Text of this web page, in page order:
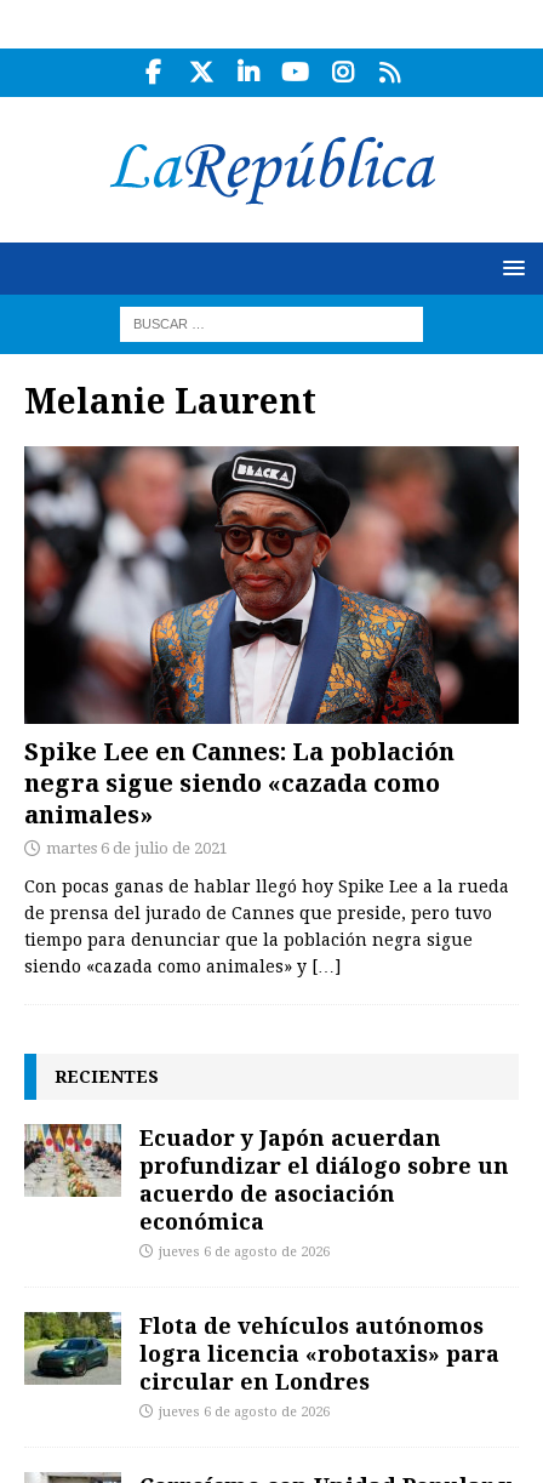
Melanie Laurent
Spike Lee en Cannes: La población
negra sigue siendo «cazada como
animales»
martes 6 de julio de 2021
Con pocas ganas de hablar llegó hoy Spike Lee a la rueda
de prensa del jurado de Cannes que preside, pero tuvo
tiempo para denunciar que la población negra sigue
siendo «cazada como animales» y […]
RECIENTES
Ecuador y Japón acuerdan
profundizar el diálogo sobre un
acuerdo de asociación
económica
jueves 6 de agosto de 2026
Flota de vehículos autónomos
logra licencia «robotaxis» para
circular en Londres
jueves 6 de agosto de 2026